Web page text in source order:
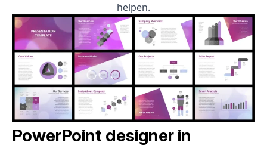
helpen.
PowerPoint designer in